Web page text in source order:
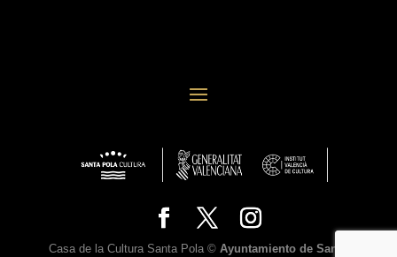
Casa de la Cultura Santa Pola ©Ayuntamiento de Santa